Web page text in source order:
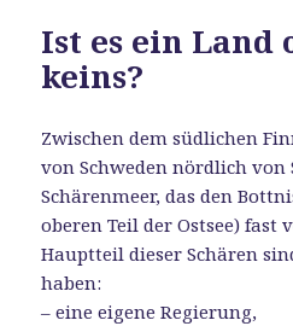
Ist es ein Land
keins?
Zwischen dem südlichen
von Schweden nördlich
Schärenmeer, das den
oberen Teil der Ostsee) fast
Hauptteil dieser Schären
haben:
– eine eigene Regierung,